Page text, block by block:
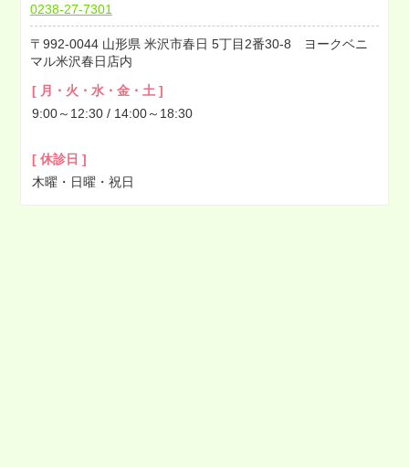
0238-27-7301
992-0044 山形県 米沢市春日 5丁目2番30-8 ヨークベニ
マル米沢春日店内
[ 月・火・水・金・土 ]
9:00～12:30 / 14:00～18:30
[ 休診日 ]
木曜・日曜・祝日